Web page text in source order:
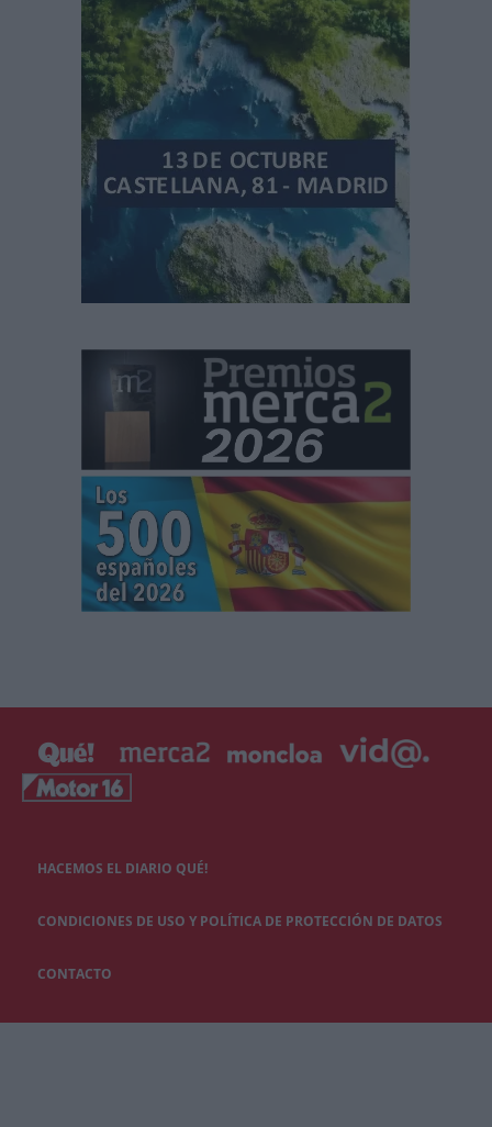
HACEMOS EL DIARIO QUÉ!
CONDICIONES DE USO Y POLÍTICA DE PROTECCIÓN DE DATOS
CONTACTO